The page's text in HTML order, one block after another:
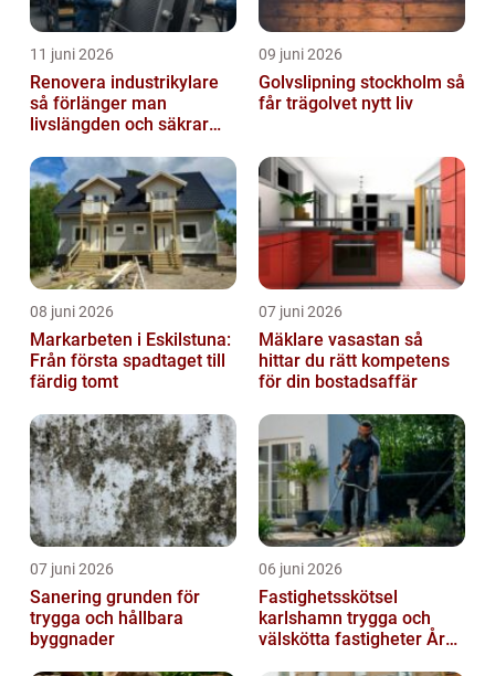
11 juni 2026
Renovera industrikylare
så förlänger man
livslängden och säkrar
09 juni 2026
Golvslipning stockholm så
får trägolvet nytt liv
08 juni 2026
Markarbeten i Eskilstuna:
Från första spadtaget till
färdig tomt
07 juni 2026
Mäklare vasastan så
hittar du rätt kompetens
för din bostadsaffär
07 juni 2026
Sanering grunden för
trygga och hållbara
byggnader
06 juni 2026
Fastighetsskötsel
karlshamn trygga och
välskötta fastigheter Året